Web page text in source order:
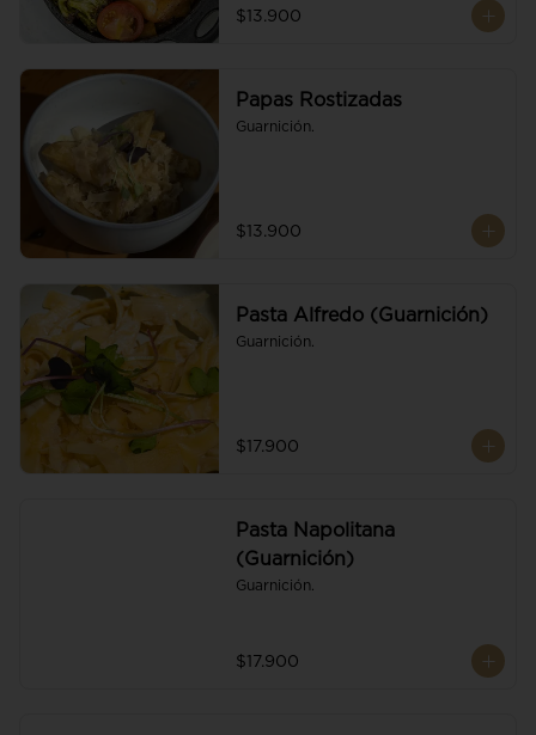
$13.900
Papas Rostizadas
Guarnición.
$13.900
Pasta Alfredo (Guarnición)
Guarnición.
$17.900
Pasta Napolitana
(Guarnición)
Guarnición.
$17.900